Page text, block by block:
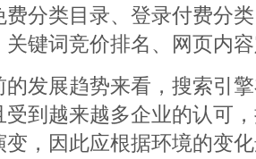
费分类目录、登录付费分
关键词竞价排名、网页内
展趋势来看，搜索引擎
受到越来越多企业的认可
变，因此应根据环境的变